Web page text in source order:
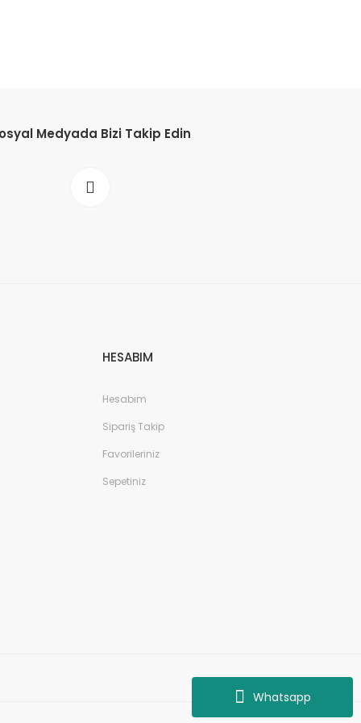
Whatsapp
Medyada Bizi Takip Edin
HESABIM
Hesabım
Sipariş Takip
Favorileriniz
Sepetiniz